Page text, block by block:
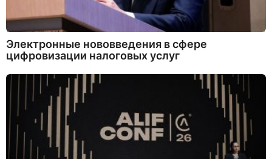
Электронные нововведения в сфере
цифровизации налоговых услуг